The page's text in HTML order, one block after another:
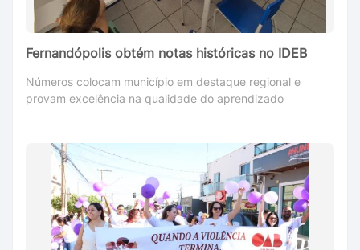
Fernandópolis obtém notas históricas no IDEB
Números colocam município em destaque regional e
provam excelência na qualidade do aprendizado